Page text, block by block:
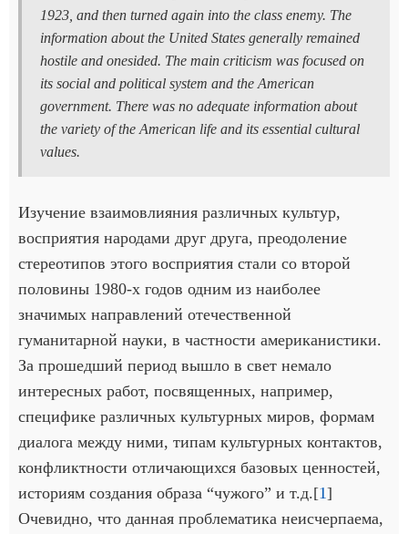
1923, and then turned again into the class enemy. The
information about the United States generally remained
hostile and onesided. The main criticism was focused on
its social and political system and the American
government. There was no adequate information about
the variety of the American life and its essential cultural
values.
Изучение взаимовлияния различных культур,
восприятия народами друг друга, преодоление
стереотипов этого восприятия стали со второй
половины 1980-х годов одним из наиболее
значимых направлений отечественной
гуманитарной науки, в частности американистики.
За прошедший период вышло в свет немало
интересных работ, посвященных, например,
специфике различных культурных миров, формам
диалога между ними, типам культурных контактов,
конфликтности отличающихся базовых ценностей,
историям создания образа “чужого” и т.д.[1]
Очевидно, что данная проблематика неисчерпаема,